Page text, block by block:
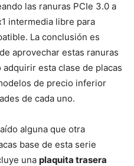
las ranuras PCIe 3.0 a
intermedia libre para
La conclusión es
aprovechar estas ranuras
esta clase de placas
de precio inferior
de cada uno.
alguna que otra
base de esta serie
una plaquita trasera